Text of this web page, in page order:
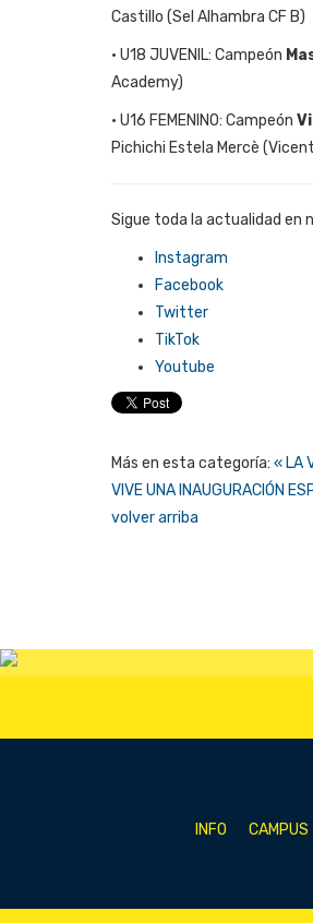
Castillo (Sel Alhambra CF B)
• U18 JUVENIL: Campeón
Academy)
• U16 FEMENINO: Campeón
Pichichi Estela Mercè
Sigue toda la actualidad en
Instagram
Facebook
Twitter
TikTok
Youtube
Más en esta categoría: « LA
VIVE UNA INAUGURACIÓN
volver arriba
INFO CAMPUS